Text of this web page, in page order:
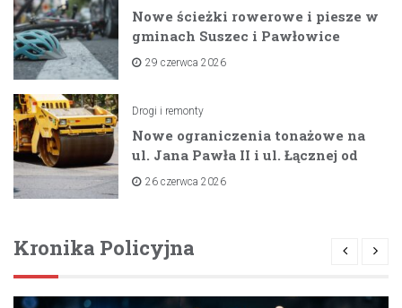
Nowe ścieżki rowerowe i piesze w
gminach Suszec i Pawłowice
dzięki unijnemu wsparciu
29 czerwca 2026
Drogi i remonty
Nowe ograniczenia tonażowe na
ul. Jana Pawła II i ul. Łącznej od
lipca 2026 roku
26 czerwca 2026
Kronika Policyjna